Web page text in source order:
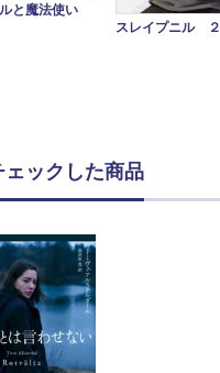
と魔法使い
スレイプニル ２
ェックした商品